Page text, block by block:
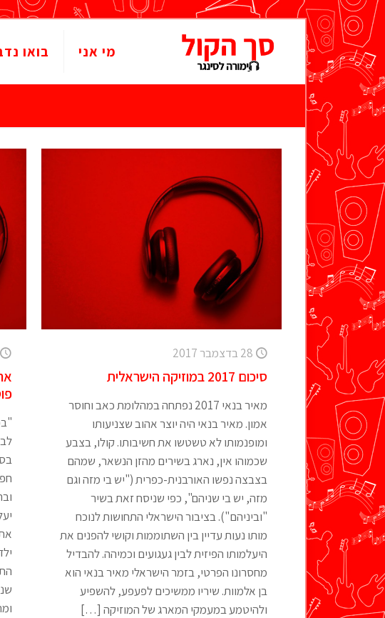
מי אני בואו
28 בדצמבר 2017
סיכום 2017 במוזיקה הישראלית
מאיר בנאי 2017 נפתחה במהלומת כאב וחוסר
אמון. מאיר בנאי היה יוצר אהוב שצניעותו
ומופנמותו לא טשטשו את חשיבותו. קולו, בצבע
שכמוהו אין, נארג בשירים מהזן הנשאר, שמהם
בצבצה נפשו האורבנית-כפרית ("יש בי מזה וגם
מזה, יש בי שניהם", כפי שניסח זאת בשיר
"וביניהם"). בציבור הישראלי התחושות לנוכח
מותו נעות עדיין בין השתוממות וקושי להפנים את
היעלמותו הפיזית לבין געגועים וכמיהה. להבדיל
מחסרונו הפרטי, בזמר הישראלי מאיר בנאי הוא
בן אלמוות. שיריו ממשיכים לפעפע, להשפיע
ולהיטמע במעמקי המארג של המוזיקה[…]